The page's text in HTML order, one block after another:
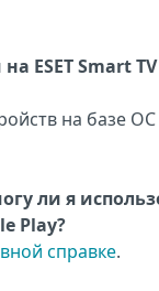
ESET Smart TV
на базе ОС
ли я
Play?
справке.